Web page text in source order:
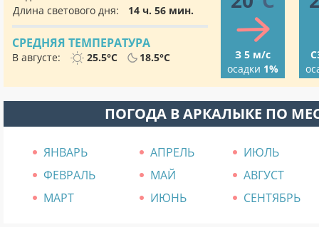
Длина светового дня:
14 ч. 56 мин.
СРЕДНЯЯ ТЕМПЕРАТУРА
В августе: 25.5°C 18.5°C
З 5 м/с
осадки 1%
ПОГОДА В АРКАЛЫКЕ ПО
ЯНВАРЬ АПРЕЛЬ
ИЮЛЬ
ФЕВРАЛЬ
МАЙ
АВГУСТ
МАРТ
ИЮНЬ СЕНТЯБРЬ